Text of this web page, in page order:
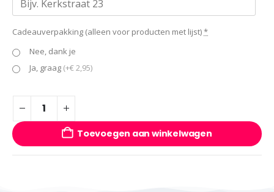
Cadeauverpakking (alleen voor producten met lijst)*
Nee, dank je
Ja, graag (+€ 2,95)
Toevoegen aan winkelwagen